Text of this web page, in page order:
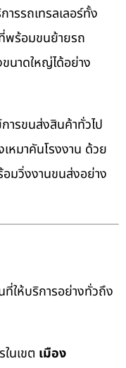
รรถเทรลเลอร์ทั้ง
พร้อมขนย้ายรถ
นาดใหญ่ได้อย่าง
ารขนส่งสินค้าทั่วไป
หมาคันโรงงาน ด้วย
มวิ่งงานขนส่งอย่าง
ให้บริการอย่างทั่วถึง
นเขต เมือง